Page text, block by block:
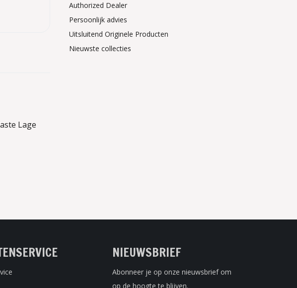
Authorized Dealer
Persoonlijk advies
Uitsluitend Originele Producten
Nieuwste collecties
Lage
NIEUWSBRIEF
Abonneer je op onze nieuwsbrief om
op de hoogte te blijven.